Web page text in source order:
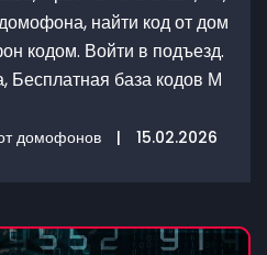
найти код от дом
кодом. Войти в подъезд.
Бесплатная база кодов М
домофонов | 15.02.2026